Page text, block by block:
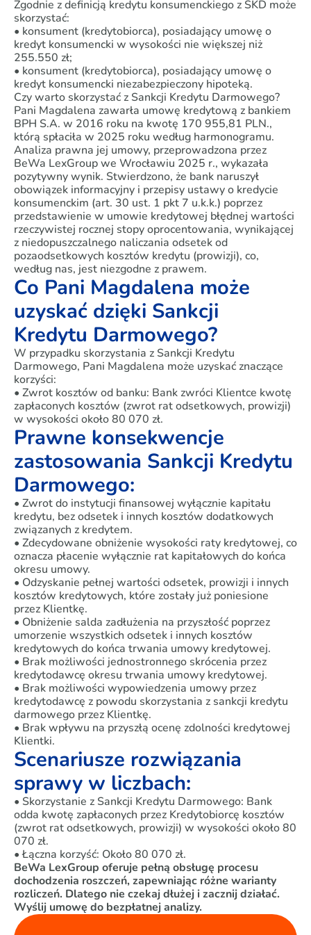
Zgodnie z definicją kredytu konsumenckiego z SKD może
skorzystać:
• konsument (kredytobiorca), posiadający umowę o
kredyt konsumencki w wysokości nie większej niż
255.550 zł;
• konsument (kredytobiorca), posiadający umowę o
kredyt konsumencki niezabezpieczony hipoteką.
Czy warto skorzystać z Sankcji Kredytu Darmowego?
Pani Magdalena zawarła umowę kredytową z bankiem
BPH S.A. w 2016 roku na kwotę 170 955,81 PLN.,
którą spłaciła w 2025 roku według harmonogramu.
Analiza prawna jej umowy, przeprowadzona przez
BeWa LexGroup we Wrocławiu 2025 r., wykazała
pozytywny wynik. Stwierdzono, że bank naruszył
obowiązek informacyjny i przepisy ustawy o kredycie
konsumenckim (art. 30 ust. 1 pkt 7 u.k.k.) poprzez
przedstawienie w umowie kredytowej błędnej wartości
rzeczywistej rocznej stopy oprocentowania, wynikającej
z niedopuszczalnego naliczania odsetek od
pozaodsetkowych kosztów kredytu (prowizji), co,
według nas, jest niezgodne z prawem.
Co Pani Magdalena może
uzyskać dzięki Sankcji
Kredytu Darmowego?
W przypadku skorzystania z Sankcji Kredytu
Darmowego, Pani Magdalena może uzyskać znaczące
korzyści:
• Zwrot kosztów od banku: Bank zwróci Klientce kwotę
zapłaconych kosztów (zwrot rat odsetkowych, prowizji)
w wysokości około 80 070 zł.
Prawne konsekwencje
zastosowania Sankcji Kredytu
Darmowego:
• Zwrot do instytucji finansowej wyłącznie kapitału
kredytu, bez odsetek i innych kosztów dodatkowych
związanych z kredytem.
• Zdecydowane obniżenie wysokości raty kredytowej, co
oznacza płacenie wyłącznie rat kapitałowych do końca
okresu umowy.
• Odzyskanie pełnej wartości odsetek, prowizji i innych
kosztów kredytowych, które zostały już poniesione
przez Klientkę.
• Obniżenie salda zadłużenia na przyszłość poprzez
umorzenie wszystkich odsetek i innych kosztów
kredytowych do końca trwania umowy kredytowej.
• Brak możliwości jednostronnego skrócenia przez
kredytodawcę okresu trwania umowy kredytowej.
• Brak możliwości wypowiedzenia umowy przez
kredytodawcę z powodu skorzystania z sankcji kredytu
darmowego przez Klientkę.
• Brak wpływu na przyszłą ocenę zdolności kredytowej
Klientki.
Scenariusze rozwiązania
sprawy w liczbach:
• Skorzystanie z Sankcji Kredytu Darmowego: Bank
odda kwotę zapłaconych przez Kredytobiorcę kosztów
(zwrot rat odsetkowych, prowizji) w wysokości około 80
070 zł.
• Łączna korzyść: Około 80 070 zł.
BeWa LexGroup oferuje pełną obsługę procesu
dochodzenia roszczeń, zapewniając różne warianty
rozliczeń. Dlatego nie czekaj dłużej i zacznij działać.
Wyślij umowę do bezpłatnej analizy.